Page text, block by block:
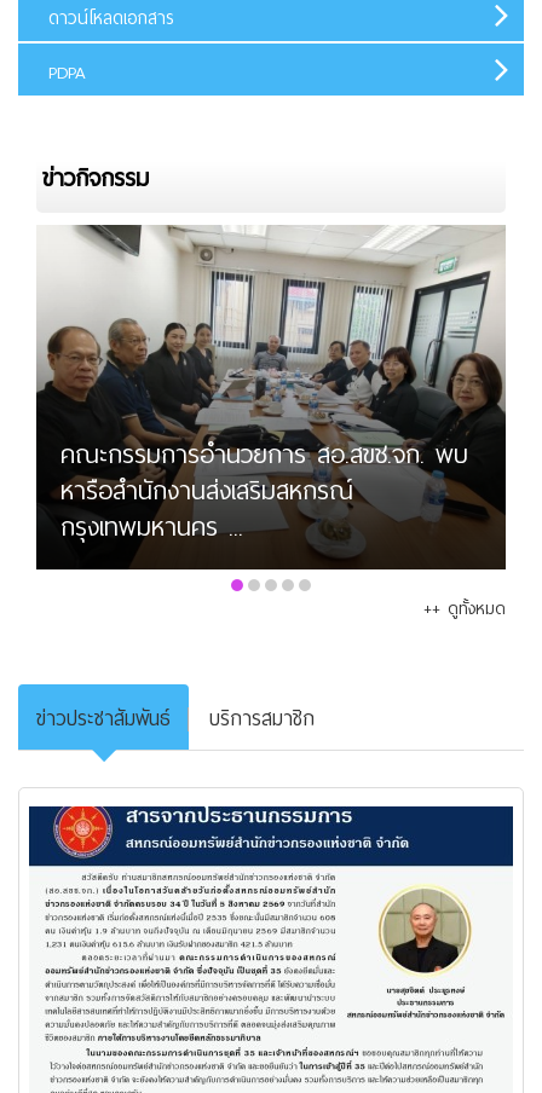
ดาวน์โหลดเอกสาร
PDPA
ข่าวกิจกรรม
คณะกรรมการอำนวยการ สอ.สขช.จก. พบ
หารือสำนักงานส่งเสริมสหกรณ์
กรุงเทพมหานคร ...
เข้าร่วมสัมมนา เรื่อง “ผลกระทบจากการกำ
กับด...
••••• ++ ดูทั้งหมด
ข่าวประชาสัมพันธ์ บริการสมาชิก